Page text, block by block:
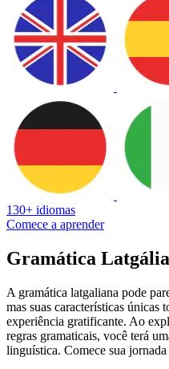
130+ idiomas
Comece a aprender
Gramática Latgália
A gramática latgaliana pode
mas suas características únicas
experiência gratificante. Ao
regras gramaticais, você terá
linguística. Comece sua